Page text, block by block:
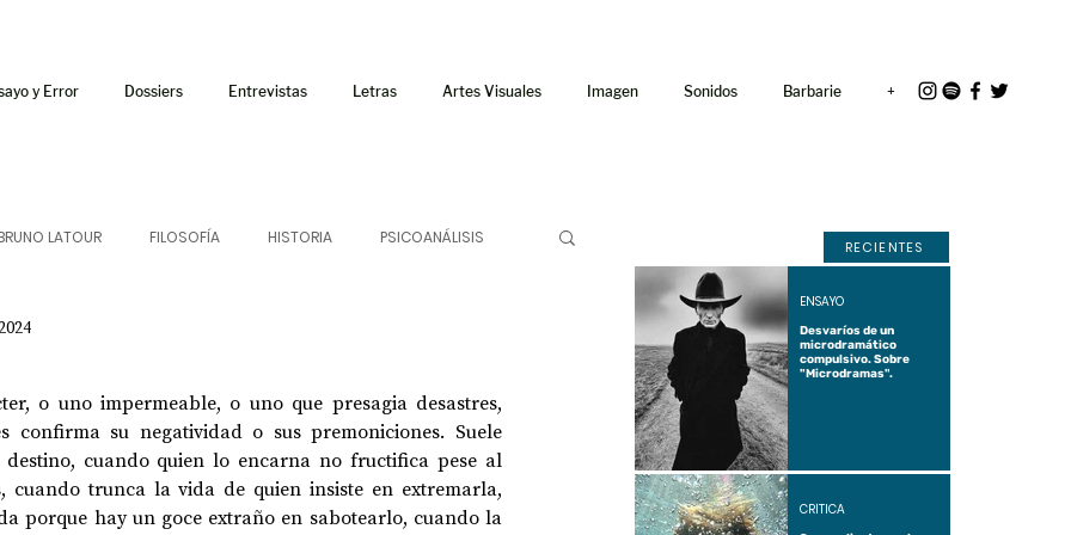
y Error Dossiers Entrevistas Letras Artes Visuales Imagen Sonidos Barbarie +
LATOUR FILOSOFÍA HISTORIA PSICOANÁLISIS
AUDIOTEXTO HÍBRIDOS CINE FICCIONES
AFUERISMOS POESÍA ENSAYO
o uno impermeable, o uno que presagia desastres,
confirma su negatividad o sus premoniciones. Suele
cuando quien lo encarna no fructifica pese al
cuando trunca la vida de quien insiste en extremarla,
porque hay un goce extraño en sabotearlo, cuando la
RECIENTES
Desvaríos de un
microdramático
compulsivo. Sobre
"Microdramas".
ENSAYO
CRÍTICA